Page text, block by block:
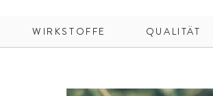
WIRKSTOFFE QUALITÄT